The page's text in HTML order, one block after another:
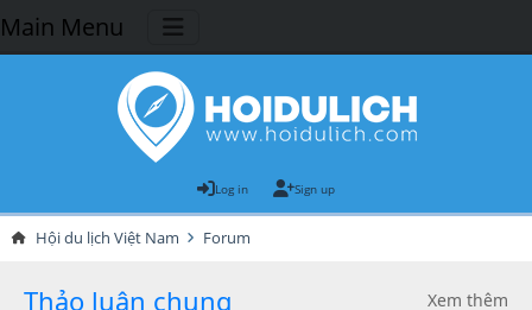
Main Menu
Log in Sign up
Hội du lịch Việt Nam Forum
Thảo luận chung Xem thêm